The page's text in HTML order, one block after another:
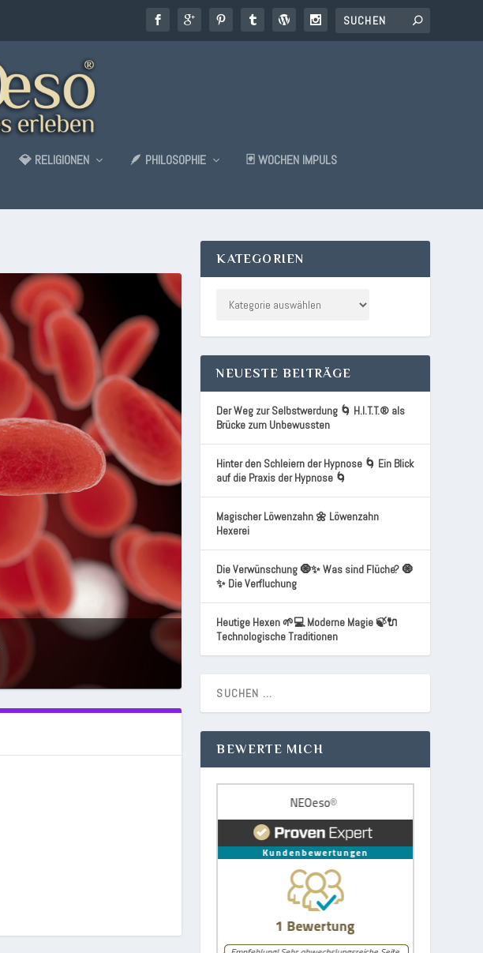
💎 RELIGIONEN 🪶 PHILOSOPHIE 🃏 WOCHEN IMPULS
KATEGORIEN
NEUESTE BEITRÄGE
Der Weg zur Selbstwerdung 🌀 H.I.T.T.® als
Brücke zum Unbewussten
Hinter den Schleiern der Hypnose 🌀 Ein Blick
auf die Praxis der Hypnose 🌀
Magischer Löwenzahn 🌼 Löwenzahn
Hexerei
Die Verwünschung 🧿✨ Was sind Flüche? 🧿
✨ Die Verfluchung
Heutige Hexen 🌱💻 Moderne Magie 🍃🔌
Technologische Traditionen
BEWERTE MICH